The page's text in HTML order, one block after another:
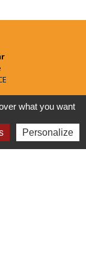
what you want
Personalize